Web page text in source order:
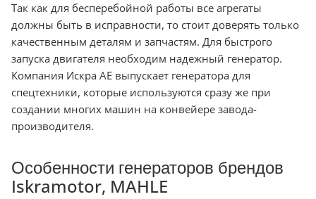
Так как для бесперебойной работы все агрегаты
должны быть в исправности, то стоит доверять только
качественным деталям и запчастям. Для быстрого
запуска двигателя необходим надежный генератор.
Компания Искра АЕ выпускает генератора для
спецтехники, которые используются сразу же при
создании многих машин на конвейере завода-
производителя.
Особенности генераторов брендов
Iskramotor, MAHLE